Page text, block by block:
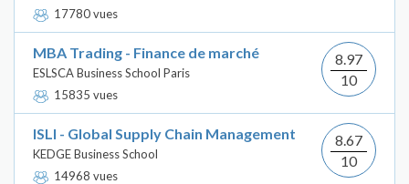
17780 vues
MBA Trading - Finance de marché
ESLSCA Business School Paris
15835 vues
8.97
10
ISLI - Global Supply Chain Management
KEDGE Business School
14968 vues
8.67
10